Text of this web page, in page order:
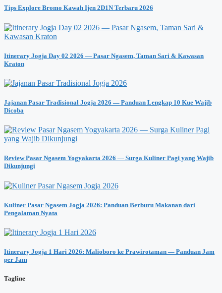
Tips Explore Bromo Kawah Ijen 2D1N Terbaru 2026
Itinerary Jogja Day 02 2026 — Pasar Ngasem, Taman Sari & Kawasan
Kraton
Jajanan Pasar Tradisional Jogja 2026 — Panduan Lengkap 10 Kue Wajib
Dicoba
Review Pasar Ngasem Yogyakarta 2026 — Surga Kuliner Pagi yang Wajib
Dikunjungi
Kuliner Pasar Ngasem Jogja 2026: Panduan Berburu Makanan dari
Pengalaman Nyata
Itinerary Jogja 1 Hari 2026: Malioboro ke Prawirotaman — Panduan Jam
per Jam
Tagline